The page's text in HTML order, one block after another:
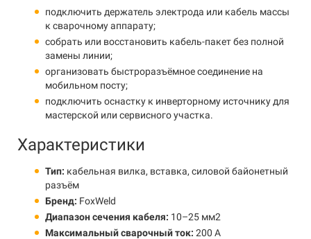
подключить держатель электрода или кабель массы
к сварочному аппарату;
собрать или восстановить кабель-пакет без полной
замены линии;
организовать быстроразъёмное соединение на
мобильном посту;
подключить оснастку к инверторному источнику для
мастерской или сервисного участка.
Характеристики
Тип: кабельная вилка, вставка, силовой байонетный
разъём
Бренд: FoxWeld
Диапазон сечения кабеля: 10–25 мм2
Максимальный сварочный ток: 200 А